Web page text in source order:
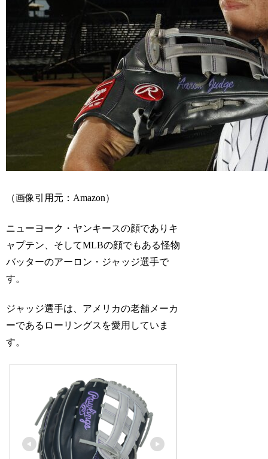
（画像引用元：Amazon）
ニューヨーク・ヤンキースの顔でありキ
ャプテン、そしてMLBの顔でもある怪物
バッターのアーロン・ジャッジ選手で
す。
ジャッジ選手は、アメリカの老舗メーカ
ーであるローリングスを愛用していま
す。